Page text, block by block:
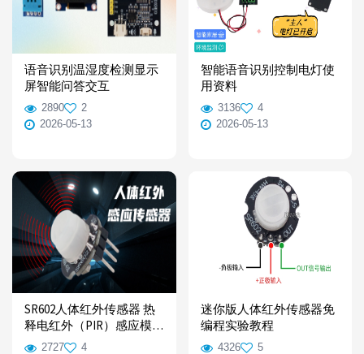
语音识别温湿度检测显示
屏智能问答交互
2890
2
2026-05-13
智能语音识别控制电灯使
用资料
3136
4
2026-05-13
SR602人体红外传感器 热
释电红外（PIR）感应模
块使用资料
2727
4
迷你版人体红外传感器免
编程实验教程
4326
5